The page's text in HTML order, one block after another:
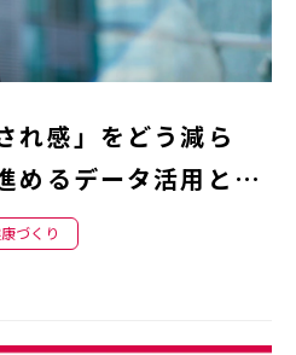
れ感」をどう減ら
めるデータ活用と組
ネサンスの健康経
づくり